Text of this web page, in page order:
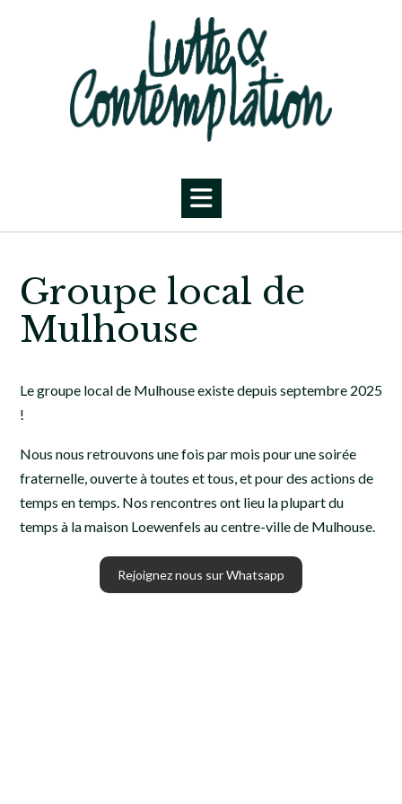
Groupe local de
Mulhouse
Le groupe local de Mulhouse existe depuis septembre 2025
!
Nous nous retrouvons une fois par mois pour une soirée
fraternelle, ouverte à toutes et tous, et pour des actions de
temps en temps. Nos rencontres ont lieu la plupart du
temps à la maison Loewenfels au centre-ville de Mulhouse.
Rejoignez nous sur Whatsapp